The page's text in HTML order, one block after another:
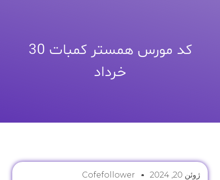
کد مورس همستر کمبات 30
خرداد
ژوئن 20, 2024 Cofefollower